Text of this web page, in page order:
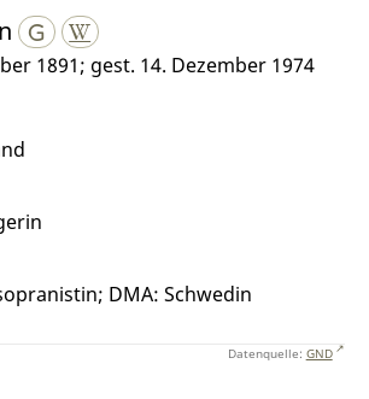
1891; gest. 14. Dezember 1974
DMA: Schwedin
Datenquelle: GND